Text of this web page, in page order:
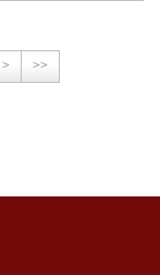
> >>